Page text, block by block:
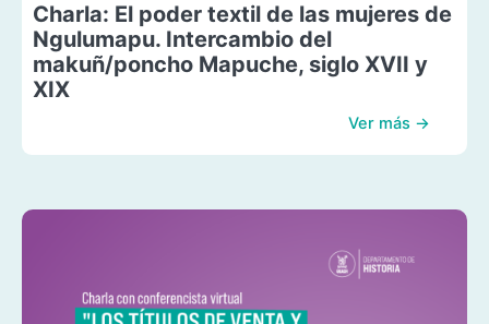
Charla: El poder textil de las mujeres de
Ngulumapu. Intercambio del
makuñ/poncho Mapuche, siglo XVII y
XIX
Ver más →